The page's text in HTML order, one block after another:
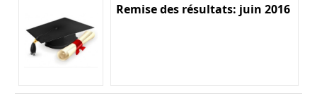
Remise des résultats: juin 2016